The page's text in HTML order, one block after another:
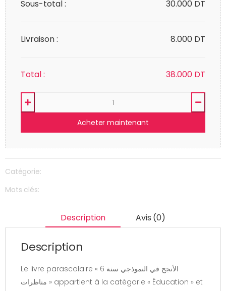
Sous-total : 30.000 DT
Livraison : 8.000 DT
Total : 38.000 DT
Acheter maintenant
Catégorie:
Mots clés:
Description Avis (0)
Description
Le livre parascolaire « الأنجح في النموذجي سنة 6
مناظرات » appartient à la catégorie « Éducation » et